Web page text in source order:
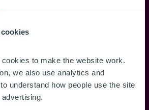
to make the website work.
we also use analytics and
understand how people use the site
auf alle
Speichern